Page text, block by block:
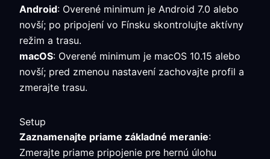
Android: Overené minimum je Android 7.0 alebo
novší; po pripojení vo Fínsku skontrolujte aktívny
režim a trasu.
macOS: Overené minimum je macOS 10.15 alebo
novší; pred zmenou nastavení zachovajte profil a
zmerajte trasu.
Setup
Zaznamenajte priame základné meranie:
Zmerajte priame pripojenie pre hernú úlohu